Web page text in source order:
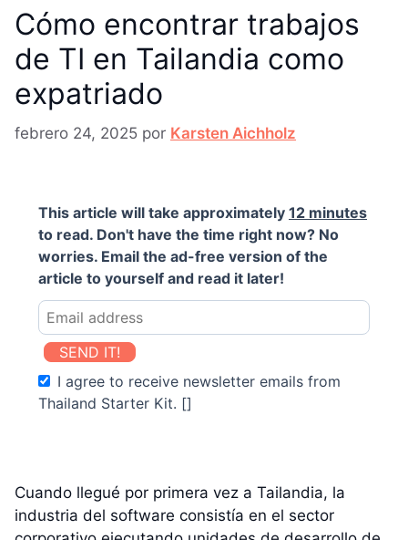
Cómo encontrar trabajos
de TI en Tailandia como
expatriado
febrero 24, 2025 por Karsten Aichholz
This article will take approximately 12 minutes
to read. Don't have the time right now? No
worries. Email the ad-free version of the
article to yourself and read it later!
SEND IT!
I agree to receive newsletter emails from
Thailand Starter Kit. []
Cuando llegué por primera vez a Tailandia, la
industria del software consistía en el sector